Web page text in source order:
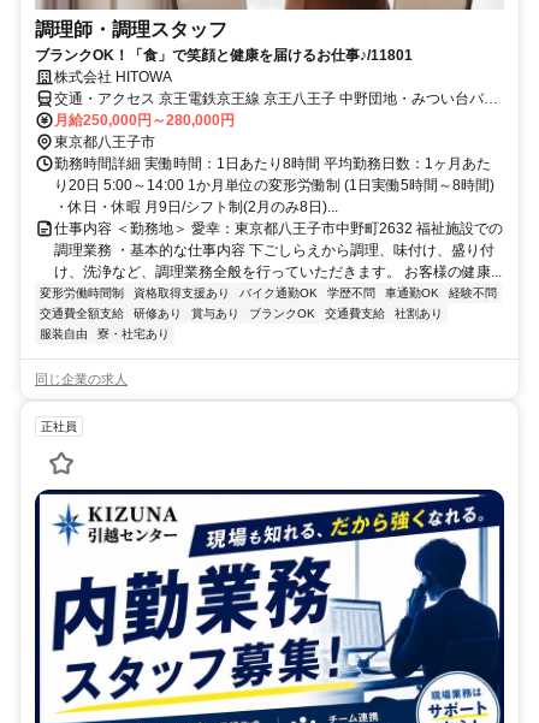
調理師・調理スタッフ
ブランクOK！「食」で笑顔と健康を届けるお仕事♪/11801
株式会社 HITOWA
交通・アクセス 京王電鉄京王線 京王八王子 中野団地・みつい台バス
停下車徒歩10分
月給250,000円～280,000円
東京都八王子市
勤務時間詳細 実働時間：1日あたり8時間 平均勤務日数：1ヶ月あた
り20日 5:00～14:00 1か月単位の変形労働制 (1日実働5時間～8時間)
・休日・休暇 月9日/シフト制(2月のみ8日)...
仕事内容 ＜勤務地＞ 愛幸：東京都八王子市中野町2632 福祉施設での
調理業務 ・基本的な仕事内容 下ごしらえから調理、味付け、盛り付
け、洗浄など、調理業務全般を行っていただきます。 お客様の健康...
変形労働時間制 資格取得支援あり バイク通勤OK 学歴不問 車通勤OK
経験不問
交通費全額支給
研修あり 賞与あり ブランクOK 交通費支給
社割あり
服装自由
寮・社宅あり
同じ企業の求人
正社員